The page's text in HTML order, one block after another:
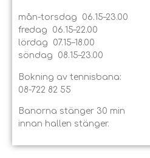
mån-torsdag 06.15–23.00
fredag 06.15–22.00
lördag 07.15–18.00
söndag 08.15–23.00
Bokning av tennisbana:
08-722 82 55
Banorna stänger 30 min
innan hallen stänger.